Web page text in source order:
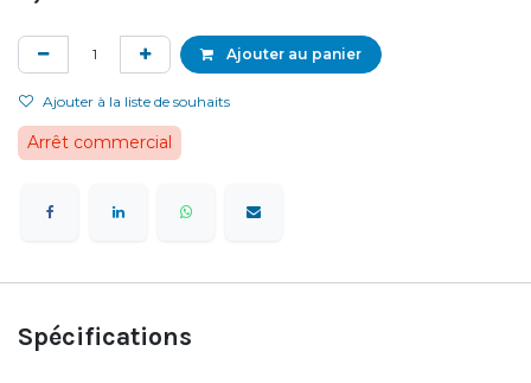
Ajouter au panier
Ajouter à la liste de souhaits
Arrêt commercial
Spécifications